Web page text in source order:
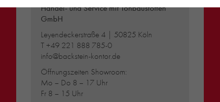
Handel- und Service mit Tonbaustoffen
GmbH
Leyendeckerstraße 4 | 50825 Köln
T+49 221 888 785-0
info@backstein-kontor.de
Öffnungszeiten Showroom:
Mo – Do 8 – 17 Uhr
Fr 8 – 15 Uhr